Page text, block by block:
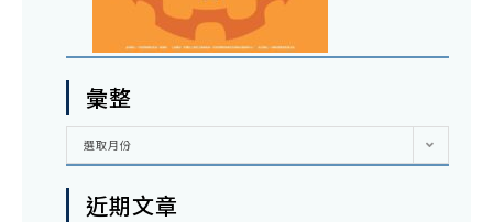
彙整
彙
選取月份
近期文章